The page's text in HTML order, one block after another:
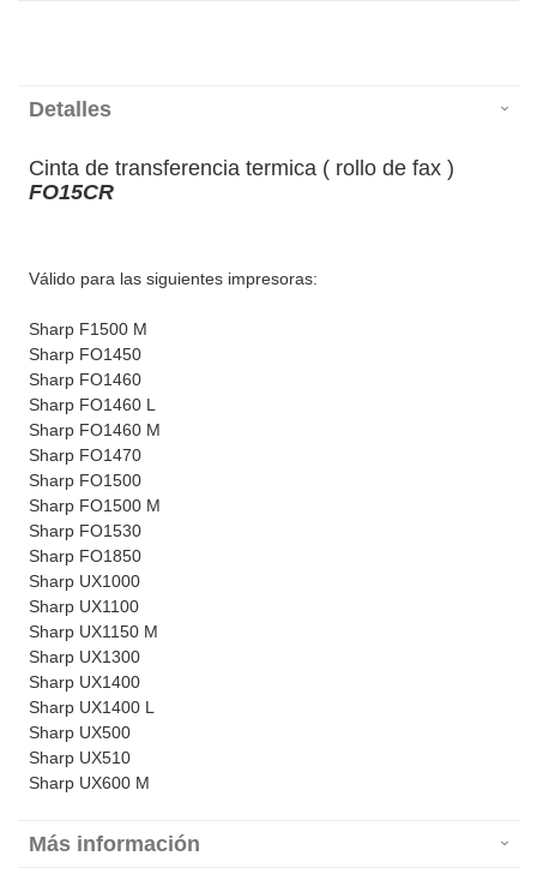
Detalles
Cinta de transferencia termica ( rollo de fax )
FO15CR
Válido para las siguientes impresoras:
Sharp F1500 M
Sharp FO1450
Sharp FO1460
Sharp FO1460 L
Sharp FO1460 M
Sharp FO1470
Sharp FO1500
Sharp FO1500 M
Sharp FO1530
Sharp FO1850
Sharp UX1000
Sharp UX1100
Sharp UX1150 M
Sharp UX1300
Sharp UX1400
Sharp UX1400 L
Sharp UX500
Sharp UX510
Sharp UX600 M
Más información